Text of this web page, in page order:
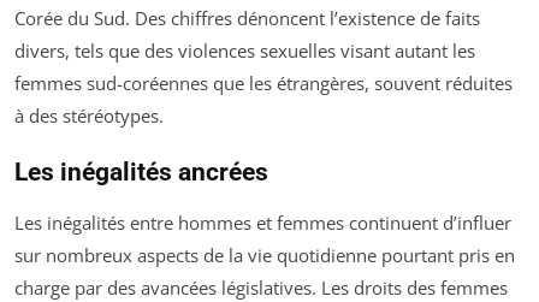
Corée du Sud. Des chiffres dénoncent l’existence de faits
divers, tels que des violences sexuelles visant autant les
femmes sud-coréennes que les étrangères, souvent réduites
à des stéréotypes.
Les inégalités ancrées
Les inégalités entre hommes et femmes continuent d’influer
sur nombreux aspects de la vie quotidienne pourtant pris en
charge par des avancées législatives. Les droits des femmes